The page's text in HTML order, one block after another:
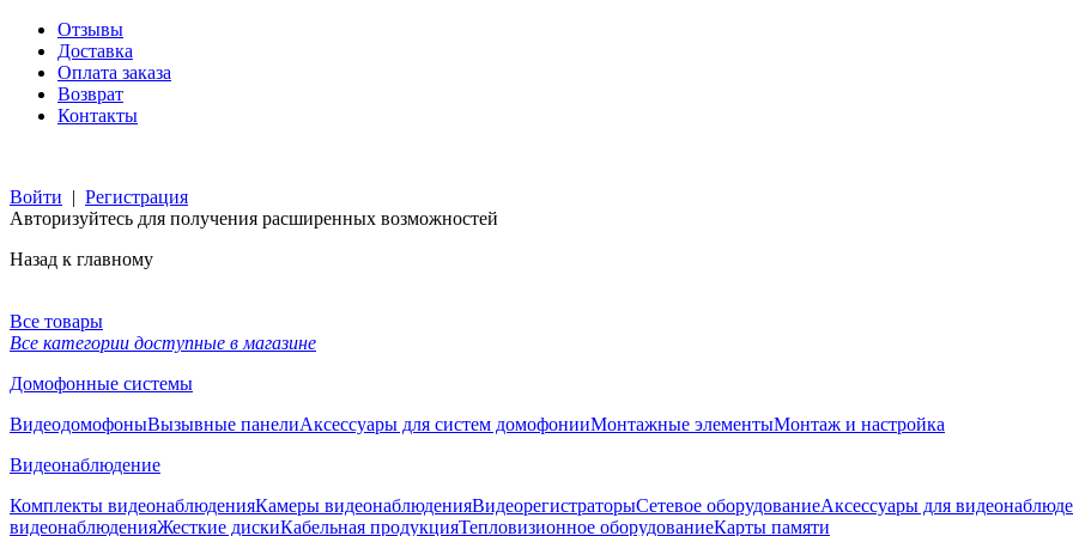
Отзывы
Доставка
Оплата заказа
Возврат
Контакты
Войти | Регистрация
Авторизуйтесь для получения расширенных возможностей
Назад к главному
Все товары
Все категории доступные в магазине
Домофонные системы
ВидеодомофоныВызывные панелиАксессуары для систем домофонииМонтажные элементыМонтаж и настройка
Видеонаблюдение
Комплекты видеонаблюденияКамеры видеонаблюденияВидеорегистраторыСетевое оборудованиеАксессуары для
видеонаблюденияЖесткие дискиКабельная продукцияТепловизионное оборудованиеКарты памяти